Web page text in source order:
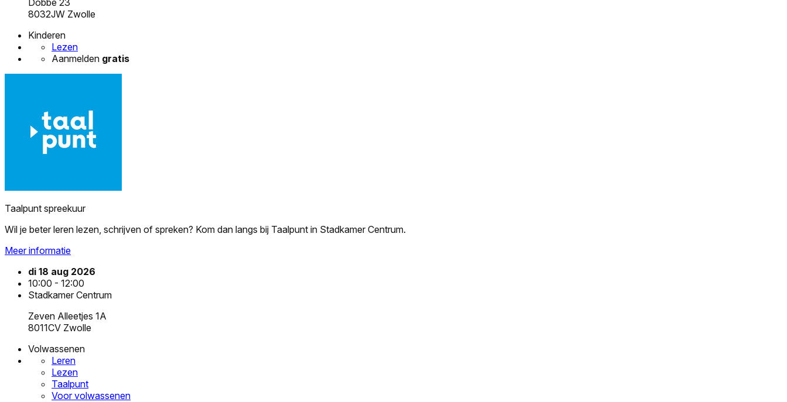
Dobbe 23
8032JW Zwolle
Kinderen
Lezen
Aanmelden gratis
Taalpunt spreekuur
Wil je beter leren lezen, schrijven of spreken? Kom dan langs bij Taalpunt in Stadkamer Centrum.
Meer informatie
di 18 aug 2026
10:00 - 12:00
Stadkamer Centrum
Zeven Alleetjes 1A
8011CV Zwolle
Volwassenen
Leren
Lezen
Taalpunt
Voor volwassenen